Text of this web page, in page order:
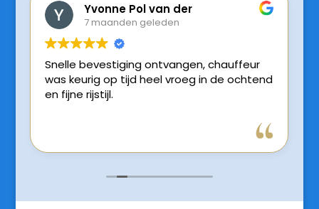
Yvonne Pol van der
7 maanden geleden
Snelle bevestiging ontvangen, chauffeur
was keurig op tijd heel vroeg in de ochtend
en fijne rijstijl.